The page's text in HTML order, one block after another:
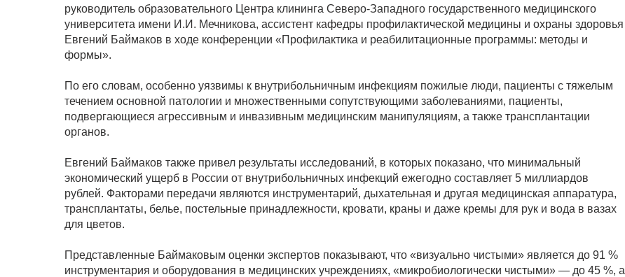
руководитель образовательного Центра клининга Северо-Западного государственного медицинского
университета имени И.И. Мечникова, ассистент кафедры профилактической медицины и охраны здоровья
Евгений Баймаков в ходе конференции «Профилактика и реабилитационные программы: методы и
формы».
По его словам, особенно уязвимы к внутрибольничным инфекциям пожилые люди, пациенты с тяжелым
течением основной патологии и множественными сопутствующими заболеваниями, пациенты,
подвергающиеся агрессивным и инвазивным медицинским манипуляциям, а также трансплантации
органов.
Евгений Баймаков также привел результаты исследований, в которых показано, что минимальный
экономический ущерб в России от внутрибольничных инфекций ежегодно составляет 5 миллиардов
рублей. Факторами передачи являются инструментарий, дыхательная и другая медицинская аппаратура,
трансплантаты, белье, постельные принадлежности, кровати, краны и даже кремы для рук и вода в вазах
для цветов.
Представленные Баймаковым оценки экспертов показывают, что «визуально чистыми» является до 91 %
инструментария и оборудования в медицинских учреждениях, «микробиологически чистыми» — до 45 %, а